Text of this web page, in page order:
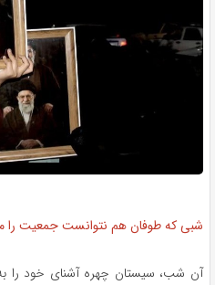
شبی که طوفان هم نتوانست جمعیت را
آن شب، سیستان چهره آشنای خود را